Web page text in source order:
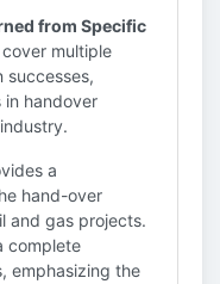
from Specific
multiple
successes,
in handover
a
hand-over
and gas projects.
complete
emphasizing the